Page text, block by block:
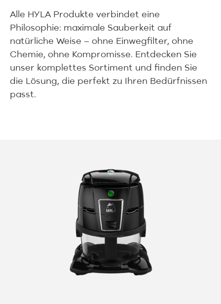
Alle HYLA Produkte verbindet eine
Philosophie: maximale Sauberkeit auf
natürliche Weise – ohne Einwegfilter, ohne
Chemie, ohne Kompromisse. Entdecken Sie
unser komplettes Sortiment und finden Sie
die Lösung, die perfekt zu Ihren Bedürfnissen
passt.